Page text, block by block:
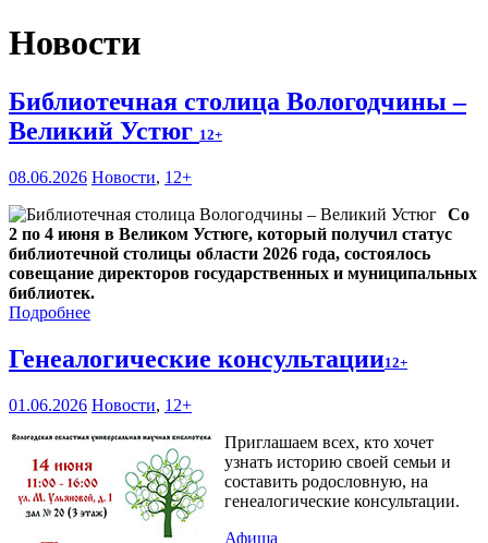
Новости
Библиотечная столица Вологодчины –
Великий Устюг 12+
08.06.2026 Новости, 12+
Со
2 по 4 июня в Великом Устюге, который получил статус
библиотечной столицы области 2026 года, состоялось
совещание директоров государственных и муниципальных
библиотек.
Подробнее
Генеалогические консультации12+
01.06.2026 Новости, 12+
Приглашаем всех, кто хочет
узнать историю своей семьи и
составить родословную, на
генеалогические консультации.
Афиша